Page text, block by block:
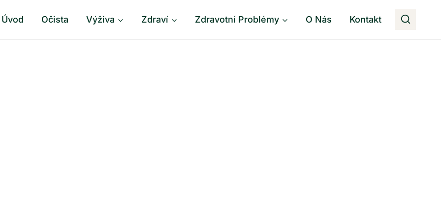
Úvod Očista Výživa Zdraví Zdravotní Problémy O Nás Kontakt